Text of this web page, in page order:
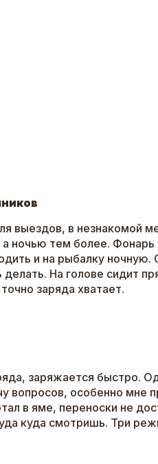
выездов, в незнакомой
а ночью тем более. Фонарь
и на рыбалку ночную.
делать. На голове сидит
заряда хватает.
заряжается быстро.
вопросов, особенно мне
в яме, переноски не
куда смотришь. Три